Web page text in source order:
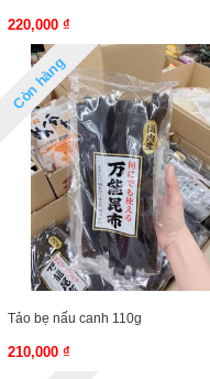
220,000 ₫
Còn hàng
Tảo bẹ nấu canh 110g
210,000 ₫